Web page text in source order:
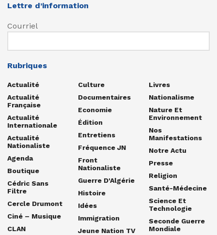
Lettre d’information
Courriel
Rubriques
Actualité
Actualité
Française
Actualité
Internationale
Actualité
Nationaliste
Agenda
Boutique
Cédric Sans
Filtre
Cercle Drumont
Ciné – Musique
CLAN
Culture
Documentaires
Economie
Édition
Entretiens
Fréquence JN
Front
Nationaliste
Guerre D'Algérie
Histoire
Idées
Immigration
Jeune Nation TV
Livres
Nationalisme
Nature Et
Environnement
Nos
Manifestations
Notre Actu
Presse
Religion
Santé-Médecine
Science Et
Technologie
Seconde Guerre
Mondiale